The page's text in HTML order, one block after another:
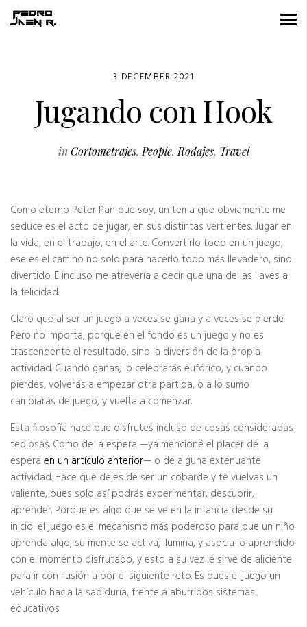
3 DECEMBER 2021
Jugando con Hook
inCortometrajes, People, Rodajes, Travel
Como eterno Peter Pan que soy, un tema que obviamente me
seduce es el acto de jugar, en sus distintas vertientes. Jugar en
la vida, en el trabajo, en el arte. Convertirlo todo en un juego,
ese es el camino no solo para hacerlo todo más llevadero, sino
divertido. E incluso me atrevería a decir que una de las llaves a
la felicidad.
Claro que al ser un juego a veces se gana y a veces se pierde.
Pero no importa, porque en el fondo es un juego y no es
trascendente el resultado, sino la diversión de la propia
actividad. Cuando ganas, lo celebrarás eufórico, y cuando
pierdes, volverás a empezar otra partida, o a lo sumo
cambiarás de juego, y vuelta a comenzar.
Esta filosofía hace que disfrutes incluso de cosas consideradas
tediosas. Como de la espera —ya mencioné el placer de la
espera en un artículo anterior— o de alguna extenuante
actividad. Hace que dejes de ser un cobarde y te vuelvas un
valiente, pues solo así podrás experimentar, descubrir,
aprender. Porque es algo que se ve en la infancia desde su
inicio: el juego es el mecanismo más poderoso para que un niño
aprenda algo, su mente se activa, ilumina, y asocia lo aprendido
con el momento disfrutado, y esto a su vez le sirve de aliciente
para ir con ilusión a por el siguiente reto. Es pues el juego un
vehículo hacia la sabiduría, frente a aburridos sistemas
educativos.